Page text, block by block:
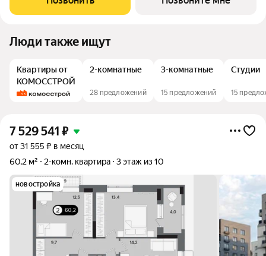
выходящих на
Люди также ищут
Квартиры от
КОМОССТРОЙ
2-комнатные
28 предложений
3-комнатные
15 предложений
Студии
15
7 529 541 ₽
от 31 555 ₽ в месяц
60,2 м²
2-комн. квартира 3 этаж из 10
новостройка